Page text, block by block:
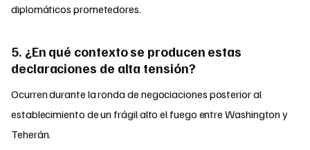
diplomáticos prometedores.
5. ¿En qué contexto se producen estas
declaraciones de alta tensión?
Ocurren durante la ronda de negociaciones posterior al
establecimiento de un frágil alto el fuego entre Washington y
Teherán.